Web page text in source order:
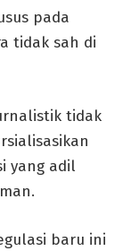
pada
tidak sah di
tidak
yang adil
baru ini